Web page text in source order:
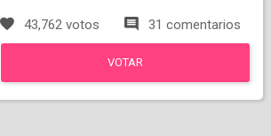
43,762 votos 31 comentarios
VOTAR